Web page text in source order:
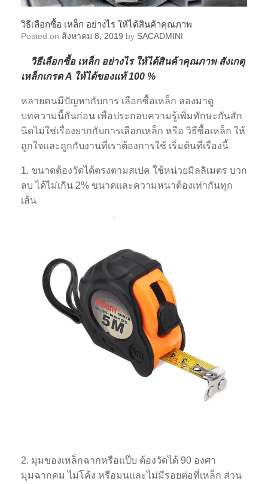
วิธีเลือกซื้อ เหล็ก อย่างไร ให้ได้สินค้าคุณภาพ
Posted on สิงหาคม 8, 2019 by SACADMINI
วิธีเลือกซื้อ เหล็ก อย่างไร ให้ได้สินค้าคุณภาพ สังเกตุ
เหล็กเกรด A ให้ได้ของแท้ 100 %
หลายคนมีปัญหากับการ เลือกซื้อเหล็ก ลองมาดู
บทความนี้กันก่อน เพื่อประกอบความรู้เพิ่มทักษะกันสัก
นิดไม่ใช่เรื่องยากกับการเลือกเหล็ก หรือ วิธีซื้อเหล็ก ให้
ถูกใจและถูกกับงานที่เราต้องการใช้ เริ่มต้นที่เรื่องนี้
1. ขนาดต้องวัดได้ตรงตามสเปค ใช้หน่วยมิลลิเมตร บวก
ลบ ได้ไม่เกิน 2% ขนาดและความหนาต้องเท่ากันทุก
เส้น
2. มุมของเหล็กฉากหรือแป๊บ ต้องวัดได้ 90 องศา
มุมฉากคม ไม่โค้ง หรือมนและไม่มีรอยต่อที่เหล็ก ส่วน